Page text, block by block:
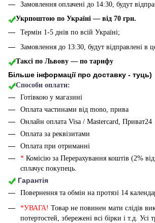
Замовлення оплачені до 14:30, будут
Укрпоштою по Україні — від 70 грн.
Термін 1-5 днів по всій Україні;
Замовлення до 13:30, будут відправлені в
Таксі по Львову — по тарифу
Більше інформації про доставку - туць)
Способи оплати:
Готівкою у магазині
Оплата частинами від mono, прива
Онлайн оплата Visa / Mastercard, Приват24
Оплата за реквізитами
Оплата при отриманні
* Комісію за Перерахування коштів (2%
сплачує покупець.
Гарантія
Повернення та обмін на протязі 14
*УВАГА! Товар не повинен мати слідів
потертостей, збережені всі бірки і т.д. Усі